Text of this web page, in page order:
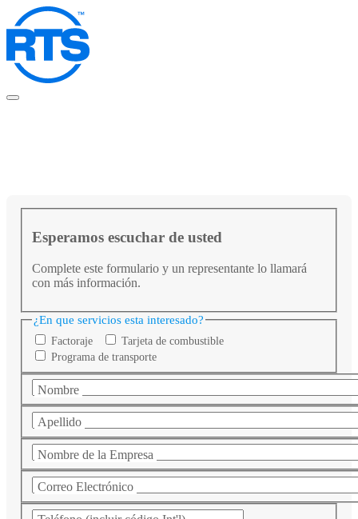
Skip
to
main
content
Esperamos escuchar de usted
Complete este formulario y un representante lo llamará
con más información.
¿En que servicios esta interesado?
Factoraje
Tarjeta de combustible
Programa de transporte
Nombre
Apellido
Nombre de la Empresa
Correo Electrónico